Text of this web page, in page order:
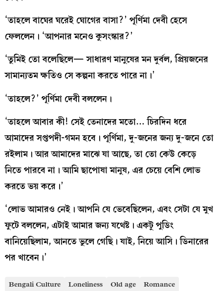
‘তাহলে বাঘের ঘরেই ঘোগের বাসা?’ পূর্ণিমা দেবী হেসে
ফেললেন। ‘আপনার মনেও কুসংস্কার?’
‘তুমিই তো বলেছিলে— সাধারণ মানুষের মন দুর্বল, প্রিয়জনের
সামান্যতম ক্ষতিও সে কল্পনা করতে পারে না।’
‘তাহলে?’ পূর্ণিমা দেবী বললেন।
‘তাহলে আবার কী! সেই তেনাদের মতো… চিরদিন ধরে
আমাদের সপ্তপদী-গমন হবে। পূর্ণিমা, দু-জনের জন্য দু-জনে তো
রইলাম। আর আমাদের মাঝে যা আছে, তা তো কেউ কেড়ে
নিতে পারবে না। আমি ছাপোষা মানুষ, এর চেয়ে বেশি লোভ
করতে ভয় করে।’
‘লোভ আমারও নেই। আপনি যে ভেবেছিলেন, এবং সেটা যে মুখ
ফুটে বললেন, এটাই আমার জন্য যথেষ্ট। একটু পুডিং
বানিয়েছিলাম, আনতে ভুলে গেছি। যাই, নিয়ে আসি। ডিনারের
পর খাবেন।’
Bengali Culture Loneliness Old age
Romance